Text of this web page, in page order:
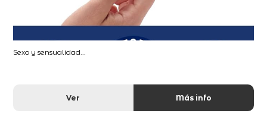
Sexo y sensualidad...
Ver Más info